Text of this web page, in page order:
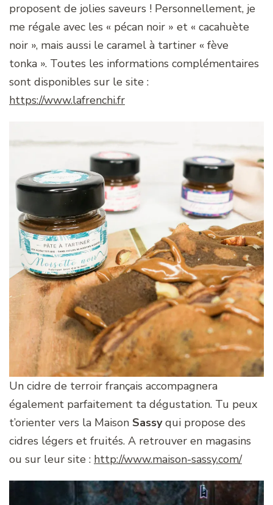
proposent de jolies saveurs ! Personnellement, je
me régale avec les « pécan noir » et « cacahuète
noir », mais aussi le caramel à tartiner « fève
tonka ». Toutes les informations complémentaires
sont disponibles sur le site :
https://www.lafrenchi.fr
Un cidre de terroir français accompagnera
également parfaitement ta dégustation. Tu peux
t’orienter vers la Maison Sassyqui propose des
cidres légers et fruités. A retrouver en magasins
ou sur leur site : http://www.maison-sassy.com/